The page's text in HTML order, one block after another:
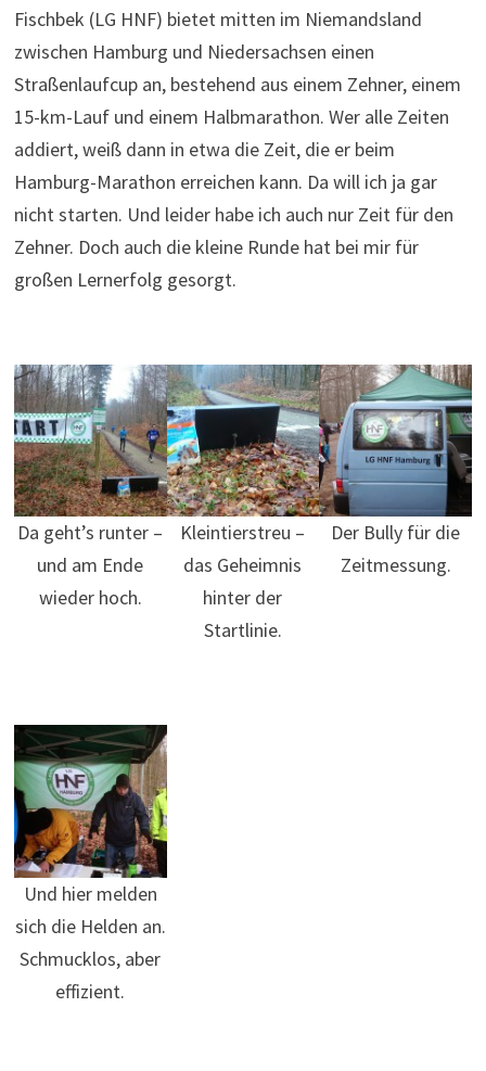
Fischbek (LG HNF) bietet mitten im Niemandsland
zwischen Hamburg und Niedersachsen einen
Straßenlaufcup an, bestehend aus einem Zehner, einem
15-km-Lauf und einem Halbmarathon. Wer alle Zeiten
addiert, weiß dann in etwa die Zeit, die er beim
Hamburg-Marathon erreichen kann. Da will ich ja gar
nicht starten. Und leider habe ich auch nur Zeit für den
Zehner. Doch auch die kleine Runde hat bei mir für
großen Lernerfolg gesorgt.
Da geht’s runter –
und am Ende
wieder hoch.
Kleintierstreu –
das Geheimnis
hinter der
Startlinie.
Der Bully für die
Zeitmessung.
Und hier melden
sich die Helden an.
Schmucklos, aber
effizient.